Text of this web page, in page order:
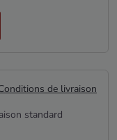
de livraison
standard